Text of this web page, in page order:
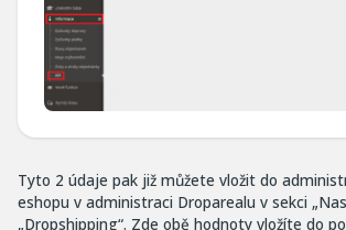
Tyto 2 údaje pak již můžete vložit do
eshopu v administraci Droparealu v sekci
„Dropshipping“. Zde obě hodnoty vložíte do